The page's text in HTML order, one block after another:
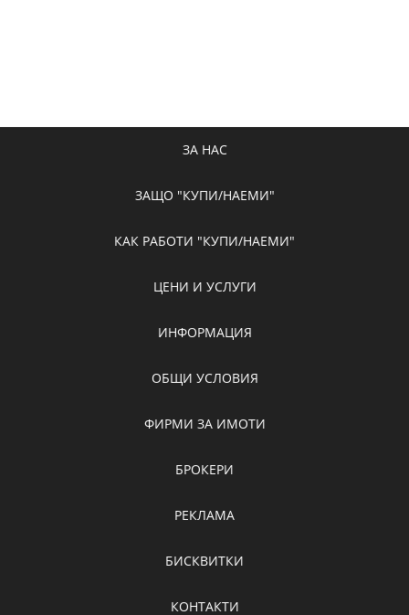
ЗА НАС
ЗАЩО "КУПИ/НАЕМИ"
КАК РАБОТИ "КУПИ/НАЕМИ"
ЦЕНИ И УСЛУГИ
ИНФОРМАЦИЯ
ОБЩИ УСЛОВИЯ
ФИРМИ ЗА ИМОТИ
БРОКЕРИ
РЕКЛАМА
БИСКВИТКИ
КОНТАКТИ